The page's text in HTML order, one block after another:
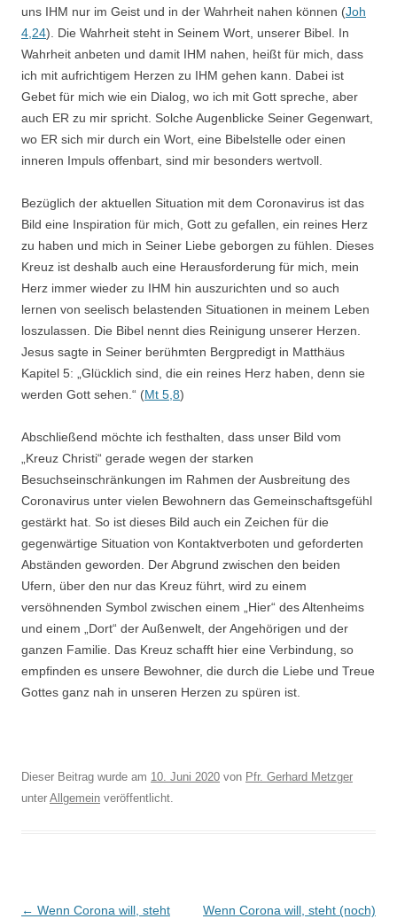
uns IHM nur im Geist und in der Wahrheit nahen können (Joh
4,24). Die Wahrheit steht in Seinem Wort, unserer Bibel. In
Wahrheit anbeten und damit IHM nahen, heißt für mich, dass
ich mit aufrichtigem Herzen zu IHM gehen kann. Dabei ist
Gebet für mich wie ein Dialog, wo ich mit Gott spreche, aber
auch ER zu mir spricht. Solche Augenblicke Seiner Gegenwart,
wo ER sich mir durch ein Wort, eine Bibelstelle oder einen
inneren Impuls offenbart, sind mir besonders wertvoll.
Bezüglich der aktuellen Situation mit dem Coronavirus ist das
Bild eine Inspiration für mich, Gott zu gefallen, ein reines Herz
zu haben und mich in Seiner Liebe geborgen zu fühlen. Dieses
Kreuz ist deshalb auch eine Herausforderung für mich, mein
Herz immer wieder zu IHM hin auszurichten und so auch
lernen von seelisch belastenden Situationen in meinem Leben
loszulassen. Die Bibel nennt dies Reinigung unserer Herzen.
Jesus sagte in Seiner berühmten Bergpredigt in Matthäus
Kapitel 5: „Glücklich sind, die ein reines Herz haben, denn sie
werden Gott sehen.“ (Mt 5,8)
Abschließend möchte ich festhalten, dass unser Bild vom
„Kreuz Christi“ gerade wegen der starken
Besuchseinschränkungen im Rahmen der Ausbreitung des
Coronavirus unter vielen Bewohnern das Gemeinschaftsgefühl
gestärkt hat. So ist dieses Bild auch ein Zeichen für die
gegenwärtige Situation von Kontaktverboten und geforderten
Abständen geworden. Der Abgrund zwischen den beiden
Ufern, über den nur das Kreuz führt, wird zu einem
versöhnenden Symbol zwischen einem „Hier“ des Altenheims
und einem „Dort“ der Außenwelt, der Angehörigen und der
ganzen Familie. Das Kreuz schafft hier eine Verbindung, so
empfinden es unsere Bewohner, die durch die Liebe und Treue
Gottes ganz nah in unseren Herzen zu spüren ist.
Dieser Beitrag wurde am 10. Juni 2020 von Pfr. Gerhard Metzger
unter Allgemein veröffentlicht.
Beitragsnavigation
← Wenn Corona will, steht
Wenn Corona will, steht (noch)